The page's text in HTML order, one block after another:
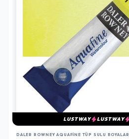
LUSTWAY LUSTWAY
DALER ROWNEY AQUAFINE TÜP SULU BOYALAR